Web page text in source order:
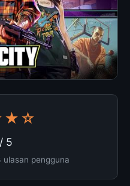
/ 5
ulasan pengguna